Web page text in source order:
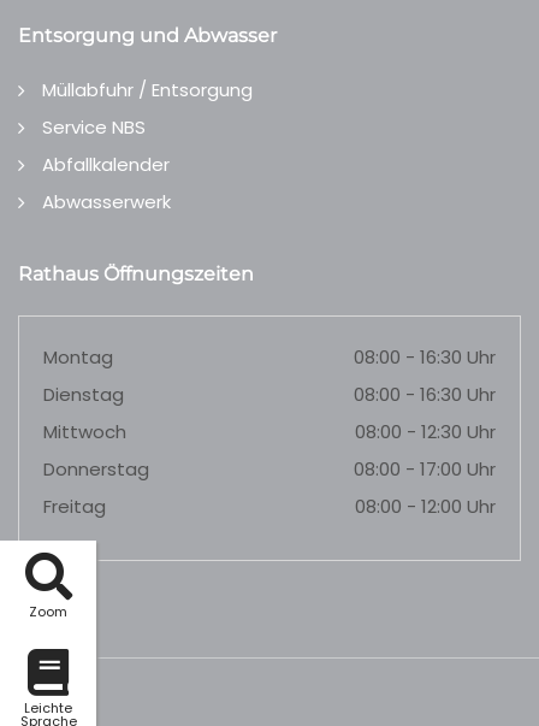
Zoom
Leichte
Sprache
Entsorgung und Abwasser
Müllabfuhr / Entsorgung
Service NBS
Abfallkalender
Abwasserwerk
Rathaus Öffnungszeiten
Montag
08:00 - 16:30 Uhr
Dienstag
08:00 - 16:30 Uhr
Mittwoch
08:00 - 12:30 Uhr
Donnerstag
08:00 - 17:00 Uhr
Freitag
08:00 - 12:00 Uhr